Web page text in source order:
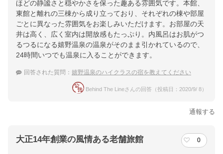
ほどの静謐さと穏やかさを保った趣ある雰囲気です。本館、
東館と離れの三棟から成り立っており、それぞれの棟や部屋
ごとに異なった雰囲気をお楽しみいただけます。お部屋の天
井は高く、広く室内は開放感もたっぷり。内風呂はお肌がつ
るつるになる嬉野温泉の温泉がそのまま引かれているので、
24時間いつでも温泉に入ることができます。
回答された質問： 嬉野温泉のハイクラスの宿を教えてください
Behind The Lineさんの回答（投稿日：2020/9/ 8）
通報する
大正14年創業の風情ある老舗旅館 0